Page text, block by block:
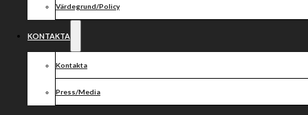
Värdegrund/Policy
KONTAKTA
Kontakta
Press/Media